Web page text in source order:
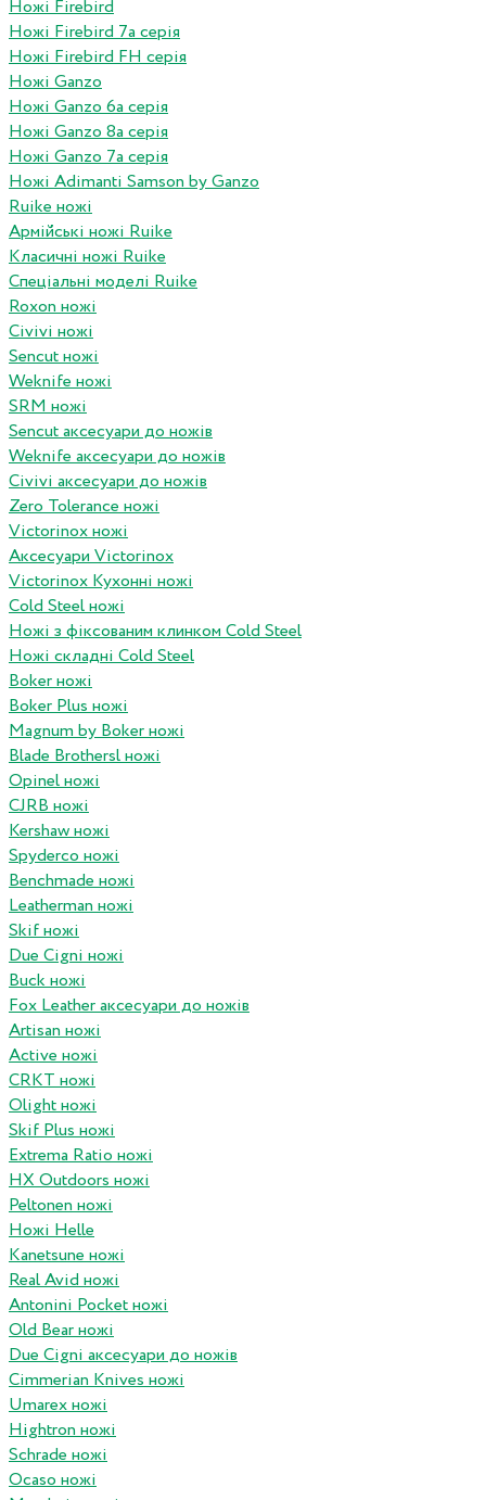
Ножі Firebird
Ножі Firebird 7а серія
Ножі Firebird FH серія
Ножі Ganzo
Ножі Ganzo 6а серія
Ножі Ganzo 8а серія
Ножі Ganzo 7а серія
Ножі Adimanti Samson by Ganzo
Ruike ножі
Армійські ножі Ruike
Класичні ножі Ruike
Спеціальні моделі Ruike
Roxon ножi
Civivi ножі
Sencut ножі
Weknife ножі
SRM ножі
Sencut аксесуари до ножів
Weknife аксесуари до ножів
Civivi аксесуари до ножів
Zero Tolerance ножі
Victorinox ножі
Аксесуари Victorinox
Victorinox Кухонні ножі
Cold Steel ножі
Ножі з фіксованим клинком Cold Steel
Ножі складні Cold Steel
Boker ножі
Boker Plus ножі
Magnum by Boker ножі
Blade Brothersl ножі
Opinel ножі
CJRB ножі
Kershaw ножі
Spyderco ножі
Benchmade ножі
Leatherman ножі
Skif ножі
Due Cigni ножі
Buck ножі
Fox Leather аксесуари до ножів
Artisan ножі
Active ножі
CRKT ножі
Olight ножі
Skif Plus ножі
Extrema Ratio ножі
HX Outdoors ножі
Peltonen ножі
Ножі Helle
Kanetsune ножі
Real Avid ножі
Antonini Pocket ножі
Old Bear ножі
Due Cigni аксесуари до ножів
Cimmerian Knives ножі
Umarex ножі
Hightron ножі
Schrade ножі
Ocaso ножі